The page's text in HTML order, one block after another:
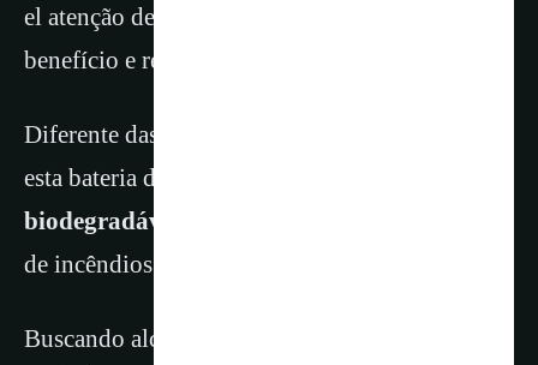
el atenção devido à sua alta segurança, custo-
benefício e respeito ao meio ambiente.
Diferente das baterias de lítio convencionais,
esta bateria de água utiliza um
biodegradável
de incêndios e a toxicidade.
Buscando alcançar os quistos descritos